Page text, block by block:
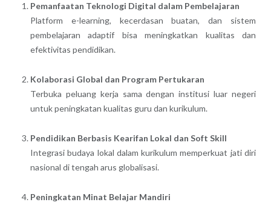
Pemanfaatan Teknologi Digital dalam Pembelajaran
Platform e-learning, kecerdasan buatan, dan sistem
pembelajaran adaptif bisa meningkatkan kualitas dan
efektivitas pendidikan.
Kolaborasi Global dan Program Pertukaran
Terbuka peluang kerja sama dengan institusi luar negeri
untuk peningkatan kualitas guru dan kurikulum.
Pendidikan Berbasis Kearifan Lokal dan Soft Skill
Integrasi budaya lokal dalam kurikulum memperkuat jati diri
nasional di tengah arus globalisasi.
Peningkatan Minat Belajar Mandiri